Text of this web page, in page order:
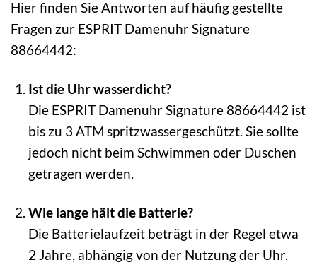
Hier finden Sie Antworten auf häufig gestellte
Fragen zur ESPRIT Damenuhr Signature
88664442:
Ist die Uhr wasserdicht?
Die ESPRIT Damenuhr Signature 88664442 ist
bis zu 3 ATM spritzwassergeschützt. Sie sollte
jedoch nicht beim Schwimmen oder Duschen
getragen werden.
Wie lange hält die Batterie?
Die Batterielaufzeit beträgt in der Regel etwa
2 Jahre, abhängig von der Nutzung der Uhr.